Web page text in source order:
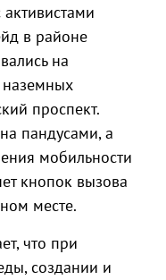
в районе
на
проспект.
пандусами, а
мобильности
кнопок вызова
месте.
что при
создании и